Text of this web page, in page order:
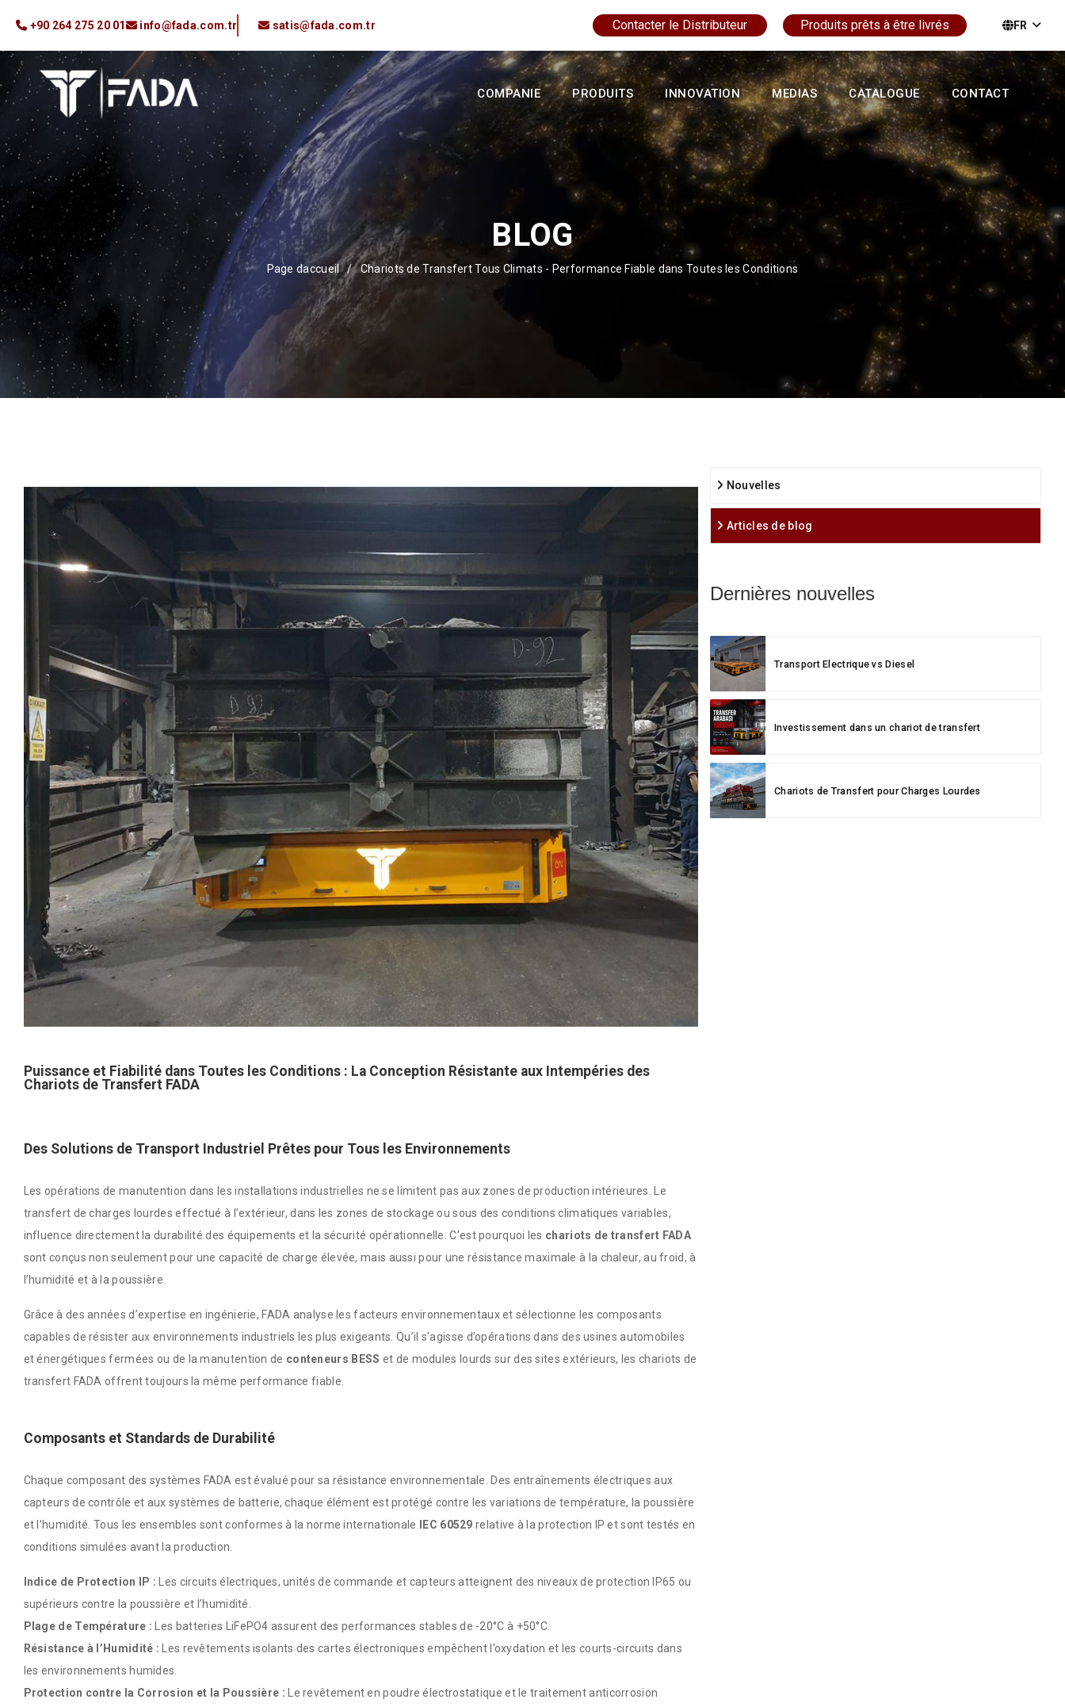
Contacter le Distributeur Produits prêts à être livrés FR
+90 264 275 20 01 info@fada.com.tr satis@fada.com.tr
COMPANIE PRODUITS INNOVATION MEDIAS CATALOGUE CONTACT
BLOG
Page daccueil / Chariots de Transfert Tous Climats - Performance Fiable dans Toutes les Conditions
Puissance et Fiabilité dans Toutes les Conditions : La Conception Résistante aux Intempéries des
Chariots de Transfert FADA
Des Solutions de Transport Industriel Prêtes pour Tous les Environnements
Les opérations de manutention dans les installations industrielles ne se limitent pas aux zones de production intérieures. Le
transfert de charges lourdes effectué à l’extérieur, dans les zones de stockage ou sous des conditions climatiques variables,
influence directement la durabilité des équipements et la sécurité opérationnelle. C’est pourquoi les chariots de transfert FADA
sont conçus non seulement pour une capacité de charge élevée, mais aussi pour une résistance maximale à la chaleur, au froid, à
l’humidité et à la poussière.
Grâce à des années d’expertise en ingénierie, FADA analyse les facteurs environnementaux et sélectionne les composants
capables de résister aux environnements industriels les plus exigeants. Qu’il s’agisse d’opérations dans des usines automobiles
et énergétiques fermées ou de la manutention de conteneurs BESS et de modules lourds sur des sites extérieurs, les chariots de
transfert FADA offrent toujours la même performance fiable.
Composants et Standards de Durabilité
Chaque composant des systèmes FADA est évalué pour sa résistance environnementale. Des entraînements électriques aux
capteurs de contrôle et aux systèmes de batterie, chaque élément est protégé contre les variations de température, la poussière
et l’humidité. Tous les ensembles sont conformes à la norme internationale
IEC 60529 relative à la protection IP et sont testés en
conditions simulées avant la production.
Indice de Protection IP : Les circuits électriques, unités de commande et capteurs atteignent des niveaux de protection IP65 ou
supérieurs contre la poussière et l’humidité.
Plage de Température : Les batteries LiFePO4 assurent des performances stables de -20°C à +50°C.
Résistance à l’Humidité : Les revêtements isolants des cartes électroniques empêchent l’oxydation et les courts-circuits dans
les environnements humides.
Protection contre la Corrosion et la Poussière : Le revêtement en poudre électrostatique et le traitement anticorrosion
Nouvelles
Articles de blog
Dernières nouvelles
Transport Electrique vs Diesel
Investissement dans un chariot de transfert
Chariots de Transfert pour Charges Lourdes